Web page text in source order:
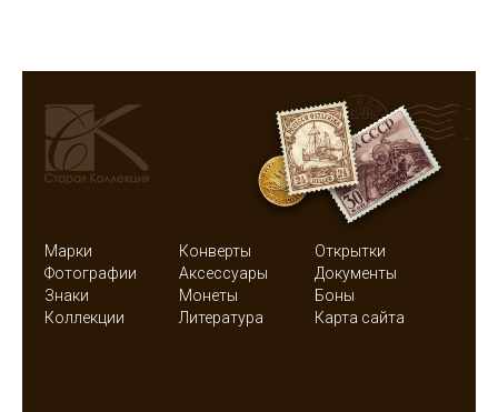
Марки Конверты
Открытки
Фотографии
Аксессуары
Документы
Знаки
Монеты
Боны
Коллекции
Литература Карта сайта